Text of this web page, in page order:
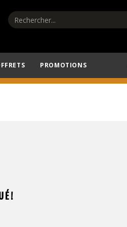
PROMOTIONS